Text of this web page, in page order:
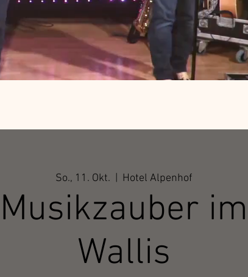
So., 11. Okt.
  |
Hotel Alpenhof
Musikzauber im
Wallis